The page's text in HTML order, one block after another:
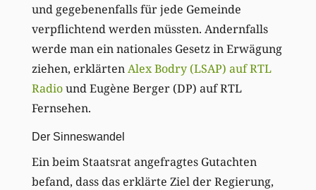
und gegebenenfalls für jede Gemeinde
verpflichtend werden müssten. Andernfalls
werde man ein nationales Gesetz in Erwägung
ziehen, erklärtenAlex Bodry (LSAP) auf RTL
Radiound Eugène Berger (DP) auf RTL
Fernsehen.
Der Sinneswandel
Ein beim Staatsrat angefragtes Gutachten
befand, dass das erklärte Ziel der Regierung,